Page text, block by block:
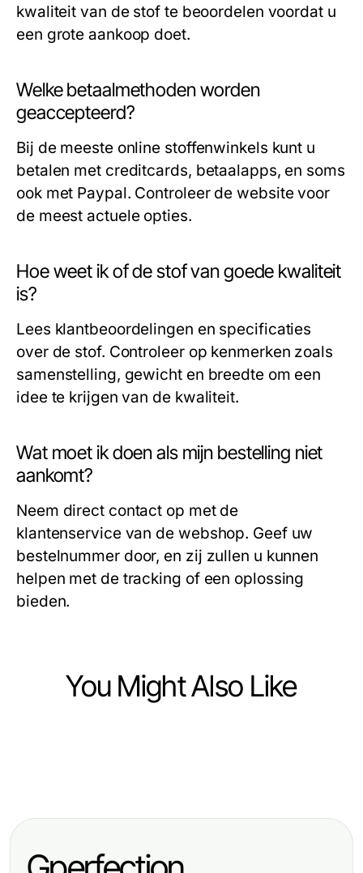
kwaliteit van de stof te beoordelen voordat u
een grote aankoop doet.
Welke betaalmethoden worden
geaccepteerd?
Bij de meeste online stoffenwinkels kunt u
betalen met creditcards, betaalapps, en soms
ook met Paypal. Controleer de website voor
de meest actuele opties.
Hoe weet ik of de stof van goede kwaliteit
is?
Lees klantbeoordelingen en specificaties
over de stof. Controleer op kenmerken zoals
samenstelling, gewicht en breedte om een
idee te krijgen van de kwaliteit.
Wat moet ik doen als mijn bestelling niet
aankomt?
Neem direct contact op met de
klantenservice van de webshop. Geef uw
bestelnummer door, en zij zullen u kunnen
helpen met de tracking of een oplossing
bieden.
You Might Also Like
Statistik, dan Strategi Shapewear
Quality Automotive Supplies at
Your Trusted Source for OEM Parts